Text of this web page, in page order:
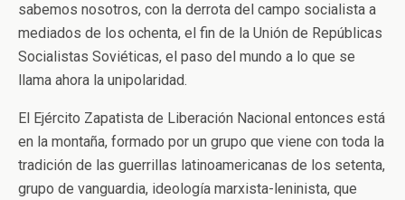
sabemos nosotros, con la derrota del campo socialista a
mediados de los ochenta, el fin de la Unión de Repúblicas
Socialistas Soviéticas, el paso del mundo a lo que se
llama ahora la unipolaridad.
El Ejército Zapatista de Liberación Nacional entonces está
en la montaña, formado por un grupo que viene con toda la
tradición de las guerrillas latinoamericanas de los setenta,
grupo de vanguardia, ideología marxista-leninista, que